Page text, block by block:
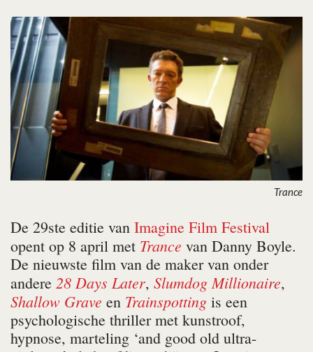
Trance
De 29ste editie van Imagine Film Festival
opent op 8 april met Trance van Danny Boyle.
De nieuwste film van de maker van onder
andere 28 Days Later, Slumdog Millionaire,
Shallow Grave en Trainspotting is een
psychologische thriller met kunstroof,
hypnose, marteling ‘and good old ultra-